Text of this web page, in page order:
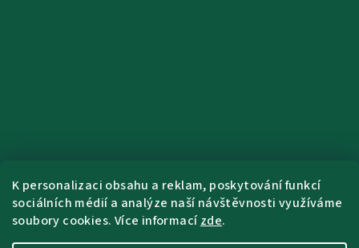
K personalizaci obsahu a reklam, poskytování funkcí
sociálních médií a analýze naší návštěvnosti využíváme
soubory cookies. Více informacízde.